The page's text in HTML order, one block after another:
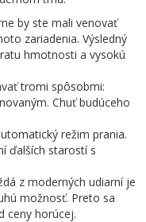
by ste mali venovať
zariadenia. Výsledný
hmotnosti a vysokú
tromi spôsobmi:
Chuť budúceho
režim prania.
ďalších starostí s
z moderných udiarní je
možnosť. Preto sa
ceny horúcej.